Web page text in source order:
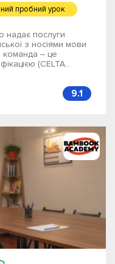
пробний урок
надає послуги
з носіями мови
– це
(CELTA...
9.1